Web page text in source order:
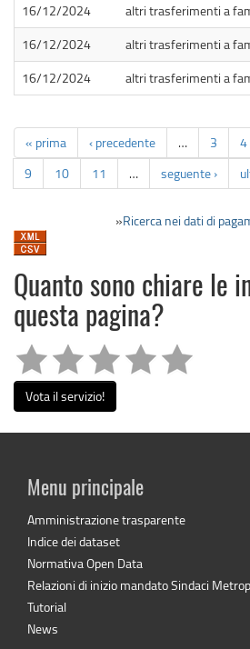
16/12/2024
altri trasferimenti a
16/12/2024
altri trasferimenti a
16/12/2024
altri trasferimenti a
« prima ‹ precedente … 3 4
9
10 11 … seguente ›
»Ricerca nei dati di
Quanto sono chiare le
questa pagina?
Vota il servizio!
Menu principale
Amministrazione trasparente
Indice dei dataset
Normativa Open Data
Relazioni di inizio mandato Sindaci
Tutorial
News